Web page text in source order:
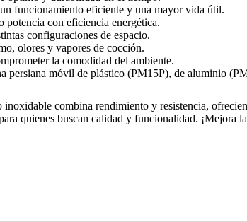
funcionamiento eficiente y una mayor vida útil.
potencia con eficiencia energética.
configuraciones de espacio.
olores y vapores de cocción.
la comodidad del ambiente.
persiana móvil de plástico (PM15P), de aluminio
combina rendimiento y resistencia,
quienes buscan calidad y funcionalidad. ¡Mejora